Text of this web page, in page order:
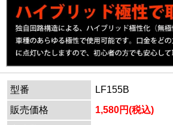
型番
LF155B
販売価格
1,580円(税込)